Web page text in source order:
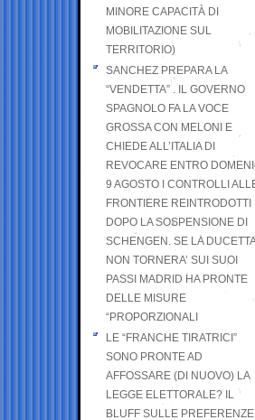
MINORE CAPACITÀ DI
MOBILITAZIONE SUL
TERRITORIO)
SANCHEZ PREPARA LA
“VENDETTA” . IL GOVERNO
SPAGNOLO FA LA VOCE
GROSSA CON MELONI E
CHIEDE ALL’ITALIA DI
REVOCARE ENTRO
9 AGOSTO I CONTROLLI
FRONTIERE REINTRODOTTI
DOPO LA SOSPENSIONE DI
SCHENGEN. SE LA DUCETTA
NON TORNERA’ SUI SUOI
PASSI MADRID HA PRONTE
DELLE MISURE
“PROPORZIONALI
LE “FRANCHE TIRATRICI”
SONO PRONTE AD
AFFOSSARE (DI NUOVO) LA
LEGGE ELETTORALE? IL
BLUFF SULLE PREFERENZE